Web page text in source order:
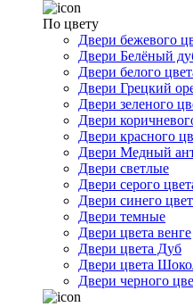
По цвету
Двери бежевого
Двери Белёный
Двери белого
Двери Грецкий
Двери зеленого
Двери
Двери красного
Двери Медный
Двери светлые
Двери серого
Двери синего
Двери темные
Двери цвета венге
Двери цвета Дуб
Двери цвета
Двери черного